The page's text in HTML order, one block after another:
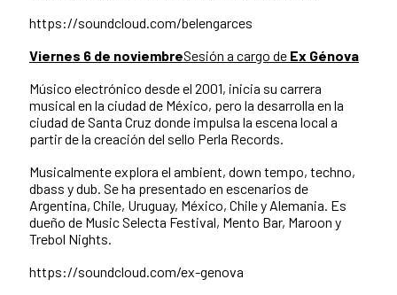
https://soundcloud.com/belengarces
Viernes 6 de noviembreSesión a cargo de Ex Génova
Músico electrónico desde el 2001, inicia su carrera
musical en la ciudad de México, pero la desarrolla en la
ciudad de Santa Cruz donde impulsa la escena local a
partir de la creación del sello Perla Records.
Musicalmente explora el ambient, down tempo, techno,
dbass y dub. Se ha presentado en escenarios de
Argentina, Chile, Uruguay, México, Chile y Alemania. Es
dueño de Music Selecta Festival, Mento Bar, Maroon y
Trebol Nights.
https://soundcloud.com/ex-genova